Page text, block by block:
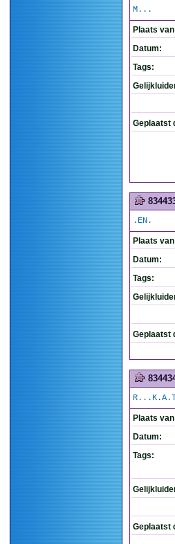
M...
Plaats
Datum:
Tags:
Geplaatst
.EN.
Plaats
Datum:
Tags:
Geplaatst
Plaats
Datum:
Tags:
Geplaatst